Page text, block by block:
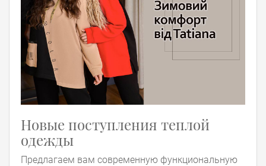
Новые поступления теплой
одежды
Предлагаем вам современную функциональную